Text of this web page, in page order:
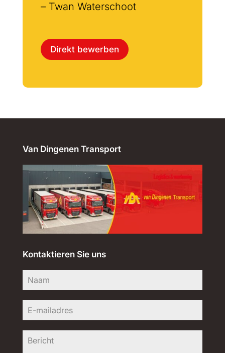
– Twan Waterschoot
Direkt bewerben
Van Dingenen Transport
Kontaktieren Sie uns